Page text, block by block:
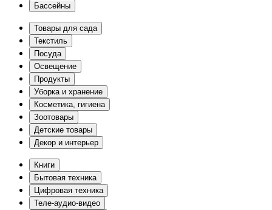
Бассейны
Товары для сада
Текстиль
Посуда
Освещение
Продукты
Уборка и хранение
Косметика, гигиена
Зоотовары
Детские товары
Декор и интерьер
Книги
Бытовая техника
Цифровая техника
Теле-аудио-видео